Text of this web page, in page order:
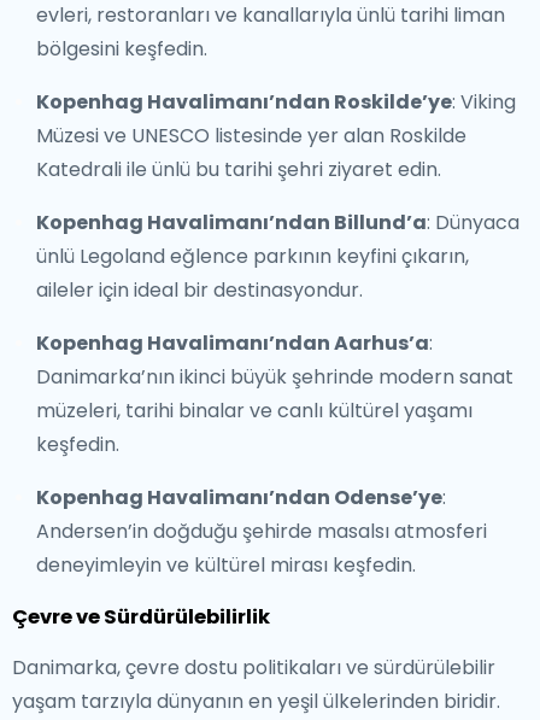
evleri, restoranları ve kanallarıyla ünlü tarihi liman
bölgesini keşfedin.
Kopenhag Havalimanı’ndan Roskilde’ye: Viking
Müzesi ve UNESCO listesinde yer alan Roskilde
Katedrali ile ünlü bu tarihi şehri ziyaret edin.
Kopenhag Havalimanı’ndan Billund’a: Dünyaca
ünlü Legoland eğlence parkının keyfini çıkarın,
aileler için ideal bir destinasyondur.
Kopenhag Havalimanı’ndan Aarhus’a:
Danimarka’nın ikinci büyük şehrinde modern sanat
müzeleri, tarihi binalar ve canlı kültürel yaşamı
keşfedin.
Kopenhag Havalimanı’ndan Odense’ye:
Andersen’in doğduğu şehirde masalsı atmosferi
deneyimleyin ve kültürel mirası keşfedin.
Çevre ve Sürdürülebilirlik
Danimarka, çevre dostu politikaları ve sürdürülebilir
yaşam tarzıyla dünyanın en yeşil ülkelerinden biridir.